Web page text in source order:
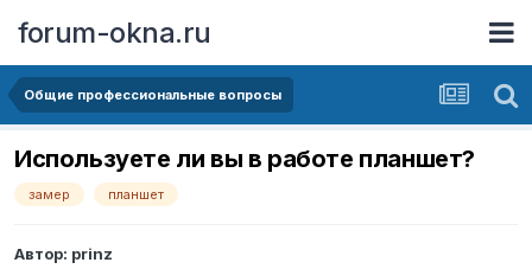
forum-okna.ru
Общие профессиональные вопросы
Используете ли вы в работе планшет?
замер планшет
Автор: prinz